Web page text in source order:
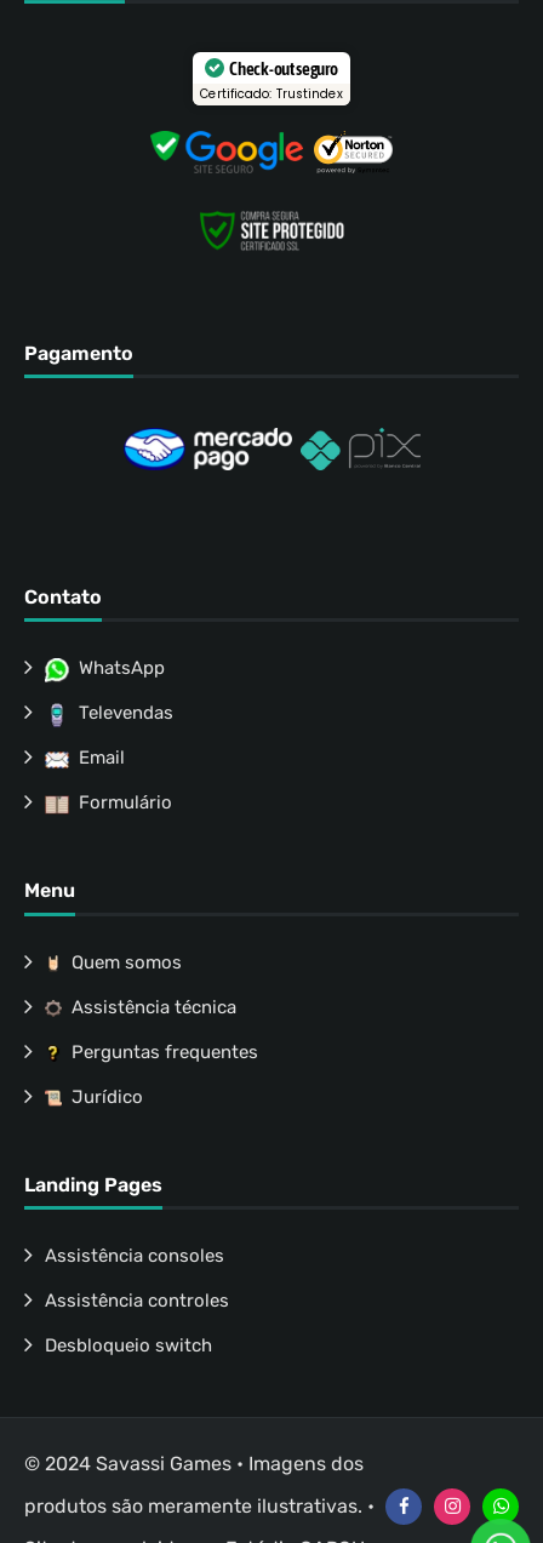
Check-out seguro
Certificado: Trustindex
Pagamento
Contato
WhatsApp
Televendas
Email
Formulário
Menu
Quem somos
Assistência técnica
Perguntas frequentes
Jurídico
Landing Pages
Assistência consoles
Assistência controles
Desbloqueio switch
© 2024 Savassi Games • Imagens dos
produtos são meramente ilustrativas. •